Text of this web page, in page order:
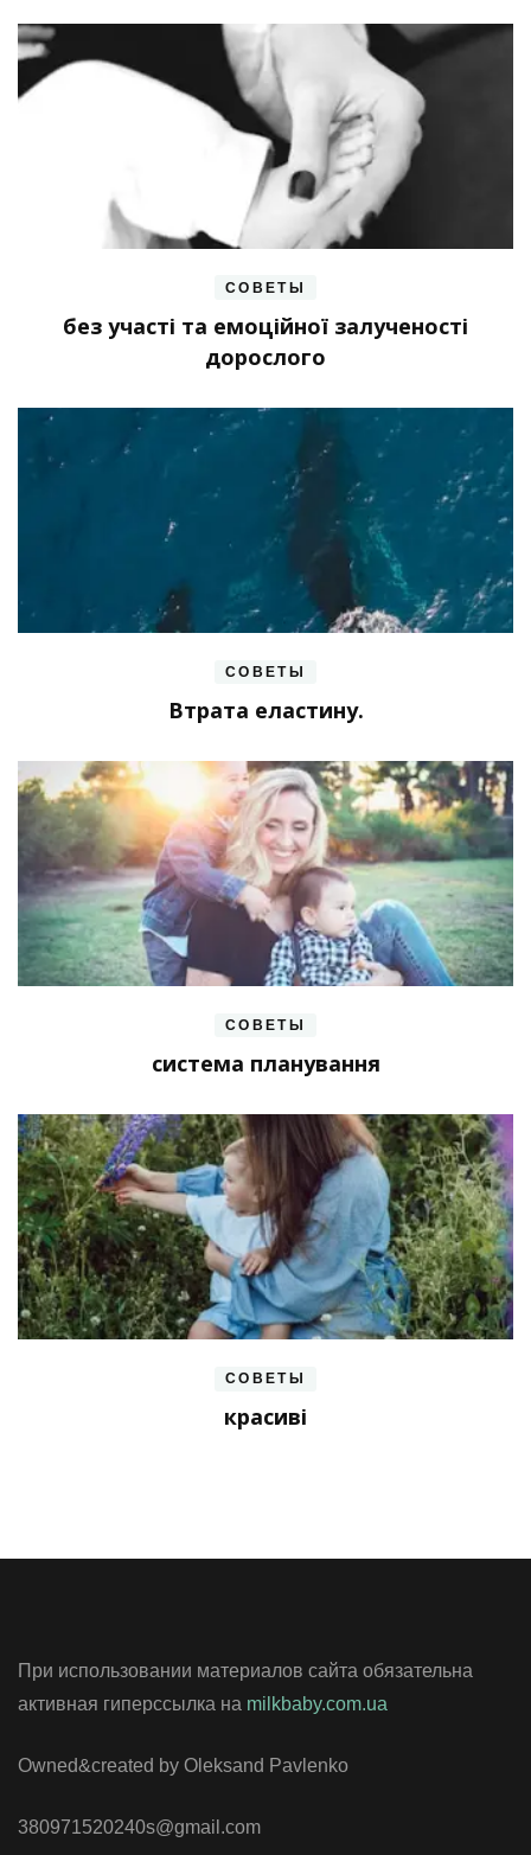
СОВЕТЫ
без участі та емоційної залученості
дорослого
СОВЕТЫ
Втрата еластину.
СОВЕТЫ
система планування
СОВЕТЫ
красиві
При использовании материалов сайта обязательна
активная гиперссылка на milkbaby.com.ua
Owned&created by Oleksand Pavlenko
380971520240s@gmail.com